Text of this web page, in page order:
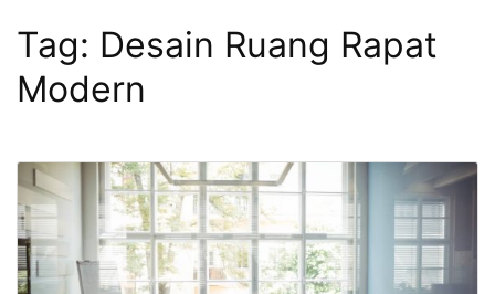
Tag: Desain Ruang Rapat
Modern